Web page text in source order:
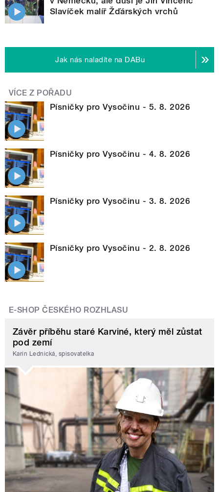
Slavíček malíř Žďárských vrchů
Jak nás naladíte na DABu
VÍCE Z POŘADU
Písničky pro Vysočinu - 5. 8. 2026
Písničky pro Vysočinu - 4. 8. 2026
Písničky pro Vysočinu - 3. 8. 2026
Písničky pro Vysočinu - 2. 8. 2026
E-SHOP ČESKÉHO ROZHLASU
Závěr příběhu staré Karviné, který měl zůstat
pod zemí
Karin Lednická, spisovatelka